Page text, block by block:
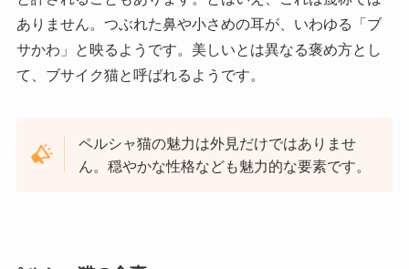
ありません。つぶれた鼻や小さめの耳が、いわゆる「ブ
サかわ」と映るようです。美しいとは異なる褒め方とし
て、ブサイク猫と呼ばれるようです。
ペルシャ猫の魅力は外見だけではありませ
ん。穏やかな性格なども魅力的な要素です。